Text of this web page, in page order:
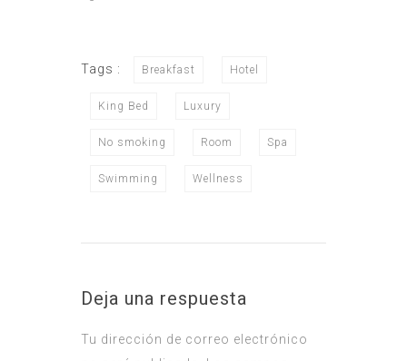
Tags : Breakfast Hotel
King Bed Luxury
No smoking Room Spa
Swimming Wellness
Deja una respuesta
Tu dirección de correo electrónico